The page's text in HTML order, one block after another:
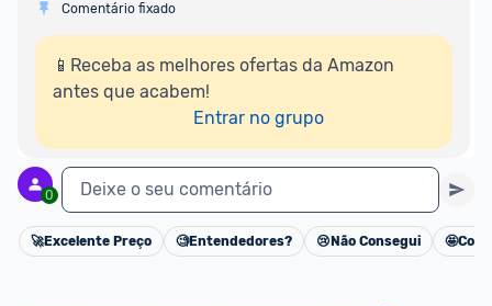
Comentário fixado
📱Receba as melhores ofertas da Amazon
antes que acabem!
Entrar no grupo
0 Deixe o seu comentário
Cancelar
🚀Excelente Preço 🧐Entendedores? 😢 Não Consegui 🤩